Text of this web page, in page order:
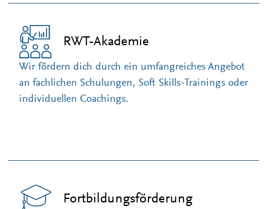
RWT-Akademie
Wir fördern dich durch ein umfangreiches Angebot
an fachlichen Schulungen, Soft Skills-Trainings oder
individuellen Coachings.
Fortbildungsförderung